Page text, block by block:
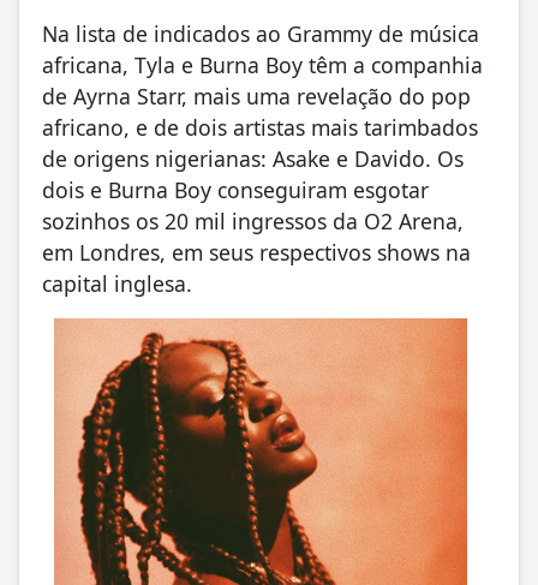
Na lista de indicados ao Grammy de música
africana, Tyla e Burna Boy têm a companhia
de Ayrna Starr, mais uma revelação do pop
africano, e de dois artistas mais tarimbados
de origens nigerianas: Asake e Davido. Os
dois e Burna Boy conseguiram esgotar
sozinhos os 20 mil ingressos da O2 Arena,
em Londres, em seus respectivos shows na
capital inglesa.